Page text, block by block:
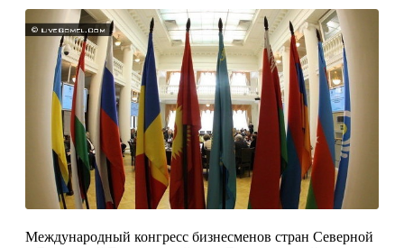
Международный конгресс бизнесменов стран Северной